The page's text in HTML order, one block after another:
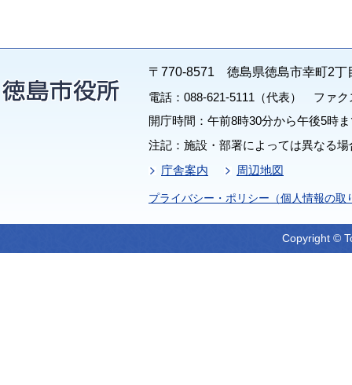
〒770-8571 徳島県徳島市幸町2丁
電話：088-621-5111（代表） ファク
開庁時間：午前8時30分から午後5時
注記：施設・部署によっては異なる
庁舎案内
周辺地図
プライバシー・ポリシー（個人情報の取
Copyright ©